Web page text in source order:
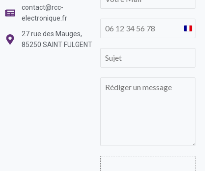
contact@rcc-
electronique.fr
27 rue des Mauges,
85250 SAINT FULGENT
France